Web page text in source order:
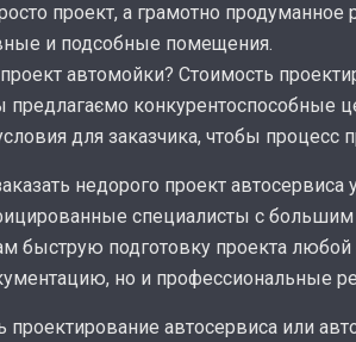
проект, а грамотно
и подсобные помещения.
автомойки? Стоимость
предлагаємо конкурентоспособные
для заказчика, чтобы
недорого проект
специалисты с
быструю подготовку проекта
но и профессиональные
проектирование автосервиса или